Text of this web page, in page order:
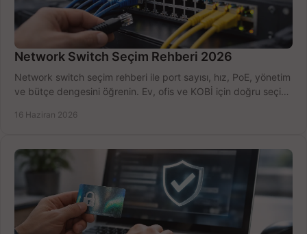
Network Switch Seçim Rehberi 2026
Network switch seçim rehberi ile port sayısı, hız, PoE, yönetim
ve bütçe dengesini öğrenin. Ev, ofis ve KOBİ için doğru seçimi
16 Haziran 2026